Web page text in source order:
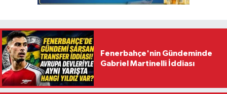
Fenerbahçe'nin Gündeminde
Gabriel Martinelli İddiası